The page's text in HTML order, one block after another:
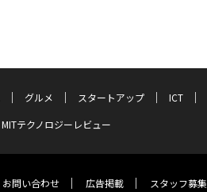
グルメ スタートアップ ICT
MITテクノロジーレビュー
お問い合わせ 広告掲載 スタッフ募集